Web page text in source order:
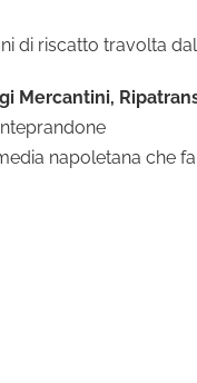
di riscatto travolta
Mercantini,
napoletana che